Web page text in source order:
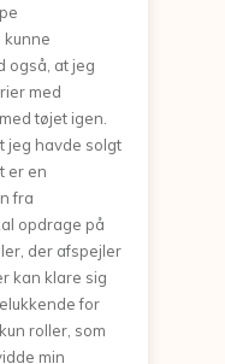
også, at jeg
med
tøjet igen.
jeg havde solgt
er en
fra
opdrage på
der afspejler
kan klare sig
for
roller, som
min